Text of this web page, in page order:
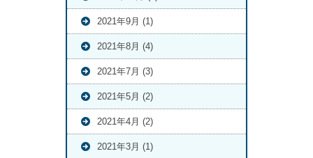
2021年9月 (1)
2021年8月 (4)
2021年7月 (3)
2021年5月 (2)
2021年4月 (2)
2021年3月 (1)